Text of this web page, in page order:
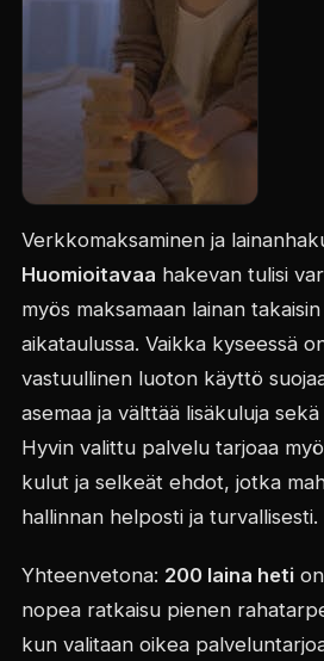
Verkkomaksaminen ja
Huomioitavaa hakevan tulisi
myös maksamaan lainan
aikataulussa. Vaikka kyseessä
vastuullinen luoton käyttö
asemaa ja välttää lisäkuluja
Hyvin valittu palvelu tarjoaa
kulut ja selkeät ehdot, jotka
hallinnan helposti ja turvallisesti.
Yhteenvetona: 200 laina hetion
nopea ratkaisu pienen
kun valitaan oikea